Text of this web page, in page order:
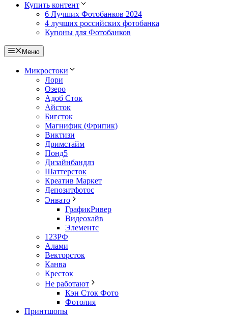
Купить контент
6 Лучших Фотобанков 2024
4 лучших российских фотобанка
Купоны для Фотобанков
Меню
Микростоки
Лори
Озеро
Адоб Сток
Айсток
Бигсток
Магнифик (Фрипик)
Виктизи
Дримстайм
Понд5
Дизайнбандлз
Шаттерсток
Креатив Маркет
Депозитфотос
Энвато
ГрафикРивер
Видеохайв
Элементс
123РФ
Алами
Векторсток
Канва
Кресток
Не работают
Кэн Сток Фото
Фотолия
Принтшопы